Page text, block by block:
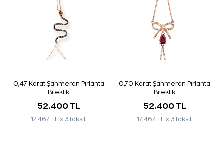
0,47 Karat Şahmeran Pırlanta
Bileklik
52.400 TL
17.467 TL x 3 taksit
0,70 Karat Şahmeran Pırlanta
Bileklik
52.400 TL
17.467 TL x 3 taksit